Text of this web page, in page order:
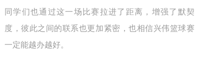
同学们也通过这一场比赛拉进了距离，增强了默契
度，彼此之间的联系也更加紧密，也相信兴伟篮球赛
一定能越办越好。